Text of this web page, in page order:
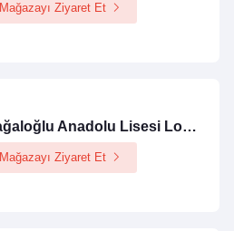
Mağazayı Ziyaret Et
Cağaloğlu Anadolu Lisesi Logolu Ürünler Mağazası
Mağazayı Ziyaret Et